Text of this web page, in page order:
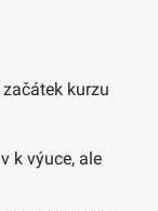
kurzu
k výuce, ale